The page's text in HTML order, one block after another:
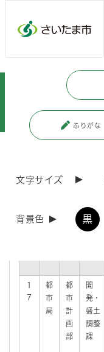
ふりがな
文字サイズ
背景色 黒
市政情報
行政手続（申請に対する処分
申請に対する処分一覧（開
申請に対する処分
所管
1
7
都
市
局
都
市
計
画
部
開
発・
盛土
調整
課